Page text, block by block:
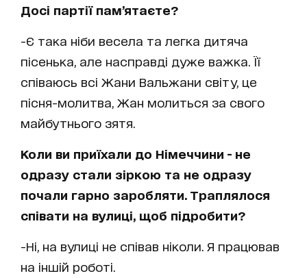
Досі партії пам’ятаєте?
-Є така ніби весела та легка дитяча
пісенька, але насправді дуже важка. Її
співаюсь всі Жани Вальжани світу, це
пісня-молитва, Жан молиться за свого
майбутнього зятя.
Коли ви приїхали до Німеччини - не
одразу стали зіркою та не одразу
почали гарно заробляти. Траплялося
співати на вулиці, щоб підробити?
-Ні, на вулиці не співав ніколи. Я працював
на іншій роботі.